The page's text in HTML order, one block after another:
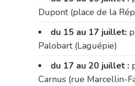
Dupont (place de la
du 15 au 17 juillet:
Palobart (Laguépie)
du 17 au 20 juillet :
Carnus (rue Marcellin-